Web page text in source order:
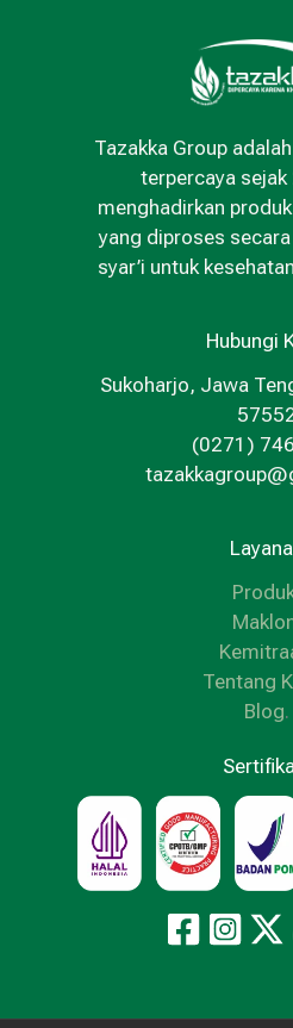
Tazakka Group
terpercaya sejak
menghadirkan
yang diproses
syar’i untuk
Hubungi
Sukoharjo, Jawa
(0271)
Tentang
Blog.